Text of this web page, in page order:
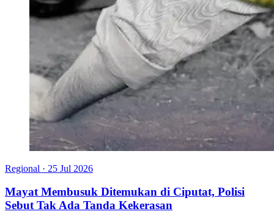
Regional · 25 Jul 2026
Mayat Membusuk Ditemukan di Ciputat, Polisi
Sebut Tak Ada Tanda Kekerasan